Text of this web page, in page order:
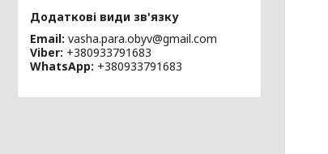
Email vasha.para.obyv@gmail.com
Viber +380933791683
WhatsApp +380933791683